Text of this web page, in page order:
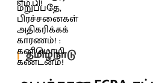
தமிழ்நாடு